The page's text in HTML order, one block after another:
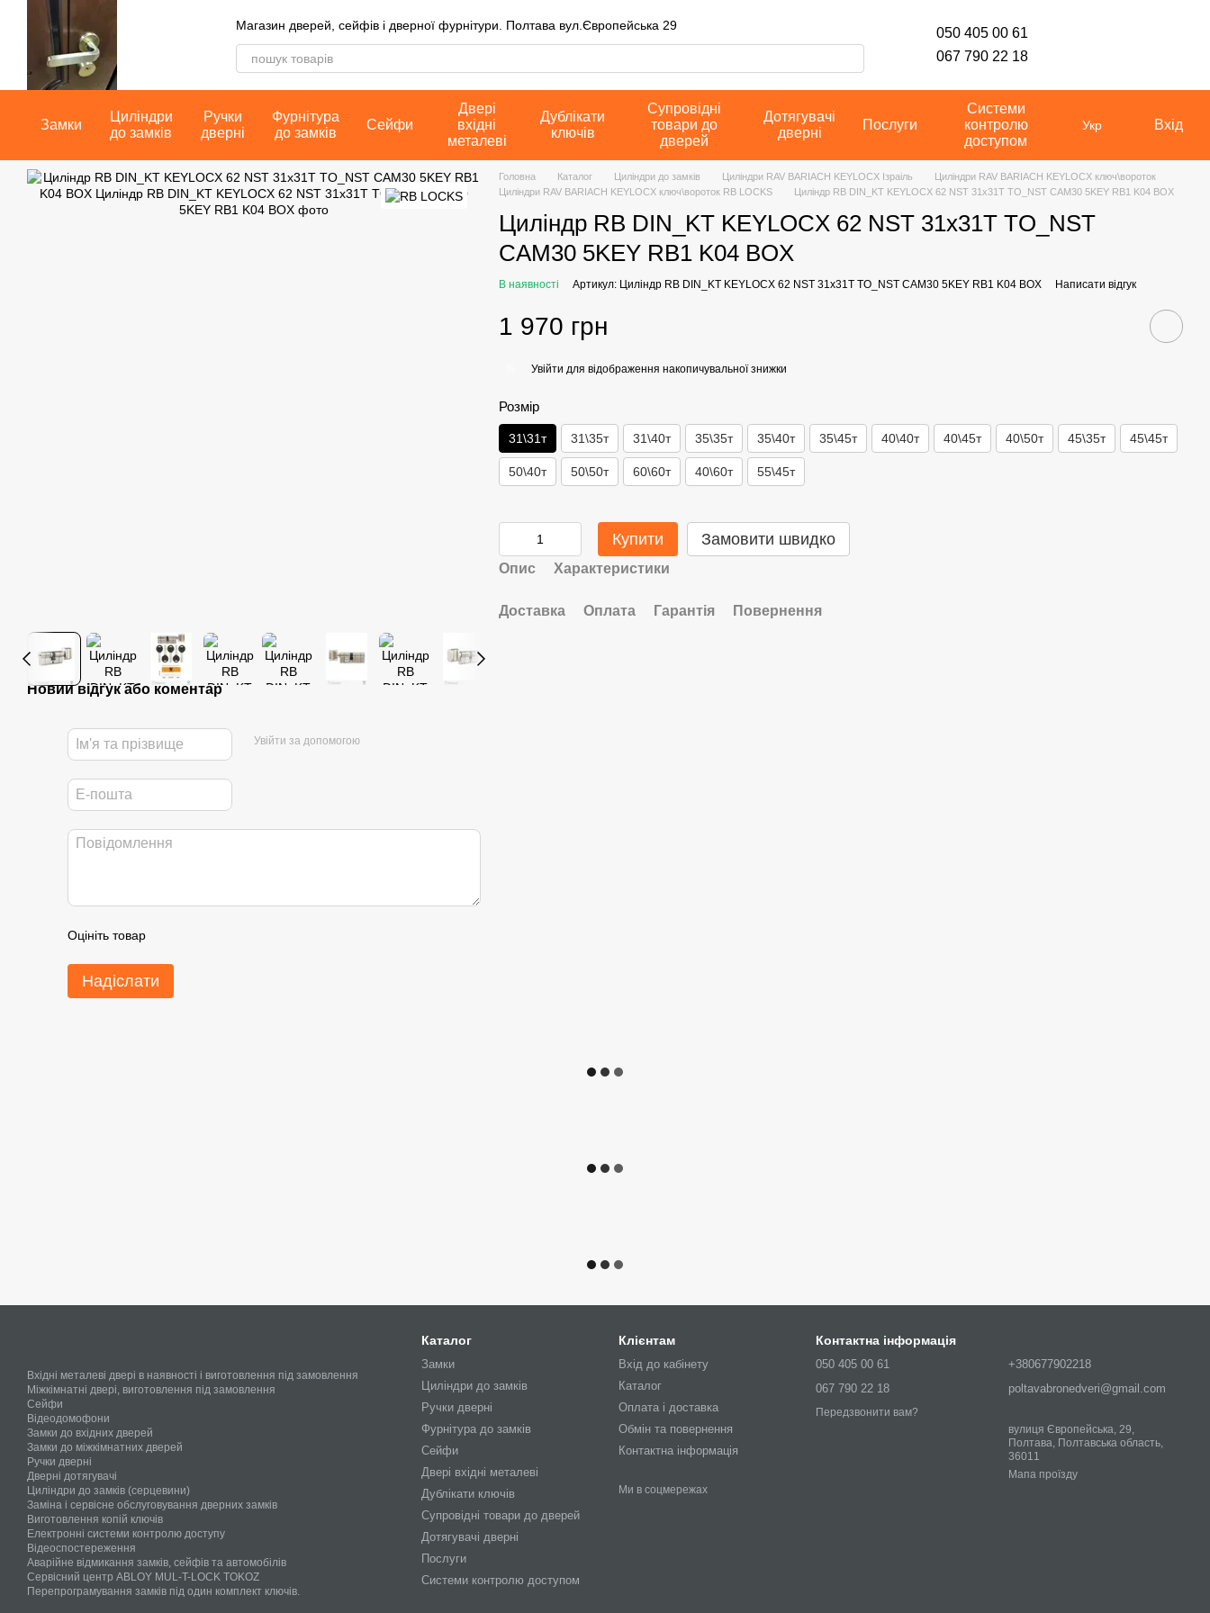
Магазин дверей, сейфів і дверної фурнітури. Полтава вул.Європейська 29
050 405 00 61
067 790 22 18
Замки
Циліндри
до замків
Ручки
дверні
Фурнітура
до замків
Сейфи
Двері
вхідні
металеві
Дублікати
ключів
Супровідні
товари до
дверей
Дотягувачі
дверні
Послуги
Системи
контролю
доступом
Укр Вхід
Новий відгук або коментар
Увійти за допомогою
Оцініть товар
Надіслати
Головна Каталог Циліндри до замків Циліндри RAV BARIACH KEYLOCX Ізраіль
Циліндри RAV BARIACH KEYLOCX ключ\вороток
Циліндри RAV BARIACH KEYLOCX ключ\вороток RB LOCKS
Циліндр RB DIN_KT KEYLOCX 62 NST 31x31T TO_NST CAM30 5KEY RB1 K04 BOX
Циліндр RB DIN_KT KEYLOCX 62 NST 31x31T TO_NST
CAM30 5KEY RB1 K04 BOX
В наявності Артикул: Циліндр RB DIN_KT KEYLOCX 62 NST 31x31T TO_NST CAM30 5KEY RB1 K04 BOX Написати відгук
1 970 грн
Увійти для відображення накопичувальної знижки
Розмір
31\31т 31\35т 31\40т 35\35т 35\40т 35\45т 40\40т 40\45т 40\50т 45\35т 45\45т
50\40т 50\50т 60\60т 40\60т 55\45т
Купити Замовити швидко
Опис Характеристики
Доставка Оплата Гарантія Повернення
Вхідні металеві двері в наявності і виготовлення під замовлення
Міжкімнатні двері, виготовлення під замовлення
Сейфи
Відеодомофони
Замки до вхідних дверей
Замки до міжкімнатних дверей
Ручки дверні
Дверні дотягувачі
Циліндри до замків (серцевини)
Заміна і сервісне обслуговування дверних замків
Виготовлення копій ключів
Електронні системи контролю доступу
Відеоспостереження
Аварійне відмикання замків, сейфів та автомобілів
Сервісний центр ABLOY MUL-T-LOCK TOKOZ
Перепрограмування замків під один комплект ключів.
Каталог
Замки
Циліндри до замків
Ручки дверні
Фурнітура до замків
Сейфи
Двері вхідні металеві
Дублікати ключів
Супровідні товари до дверей
Дотягувачі дверні
Послуги
Системи контролю доступом
Клієнтам
Вхід до кабінету
Каталог
Оплата і доставка
Обмін та повернення
Контактна інформація
Ми в соцмережах
Контактна інформація
050 405 00 61
067 790 22 18
Передзвонити вам?
+380677902218
poltavabronedveri@gmail.com
вулиця Європейська, 29,
Полтава, Полтавська область,
36011
Мапа проїзду